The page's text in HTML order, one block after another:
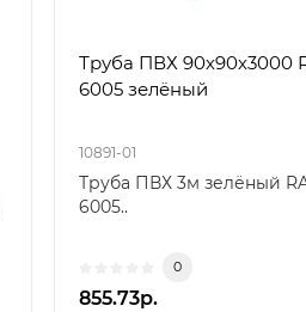
Труба ПВХ 90х90х3000
6005 зелёный
10891-01
Труба ПВХ 3м зелёный
6005..
0
855.73р.